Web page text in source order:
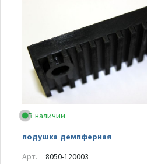
В наличии
подушка демпферная
Арт. 8050-120003